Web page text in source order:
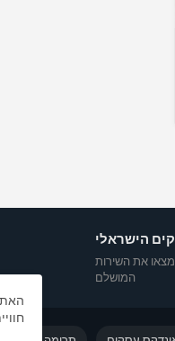
הישראלי
את השירות
המושלם